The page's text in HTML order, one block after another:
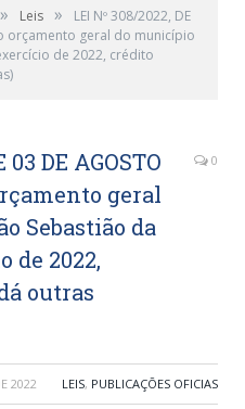
» Leis »
LEI Nº 308/2022, DE
orçamento geral do município
de 2022, crédito
03 DE AGOSTO
geral
Sebastião da
de 2022,
outras
0
2022 LEIS, PUBLICAÇÕES OFICIAS